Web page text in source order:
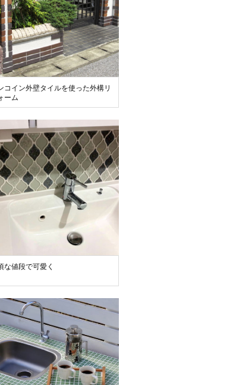
コイン外壁タイルを使った外構リ
ーム
な値段で可愛く